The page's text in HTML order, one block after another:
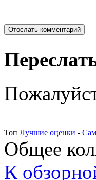
Топ Лучшие оценки -
Общее
К